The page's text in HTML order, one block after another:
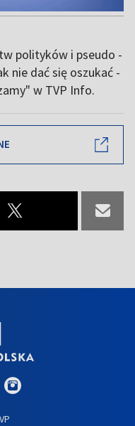
polityków i pseudo -
nie dać się oszukać -
w TVP Info.